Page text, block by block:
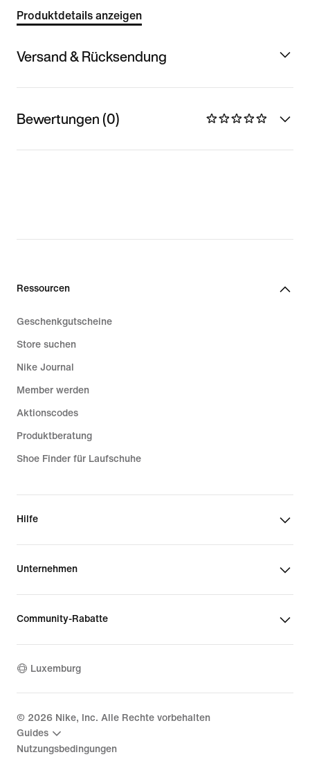
Produktdetails anzeigen
Versand & Rücksendung
Bewertungen (0)
Ressourcen
Geschenkgutscheine
Store suchen
Nike Journal
Member werden
Aktionscodes
Produktberatung
Shoe Finder für Laufschuhe
Hilfe
Unternehmen
Community-Rabatte
Luxemburg
© 2026 Nike, Inc. Alle Rechte vorbehalten
Guides
Nutzungsbedingungen